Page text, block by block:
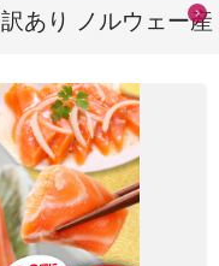
訳あり ノルウェー